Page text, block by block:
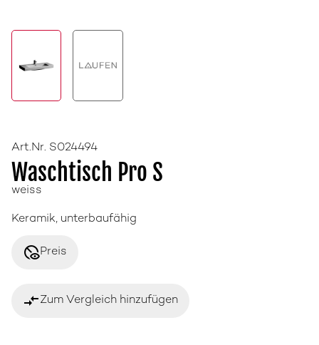
Art.Nr. S024494
Waschtisch Pro S
weiss
Keramik, unterbaufähig
disabled_visiblePreis
compare_arrowsZum Vergleich hinzufügen